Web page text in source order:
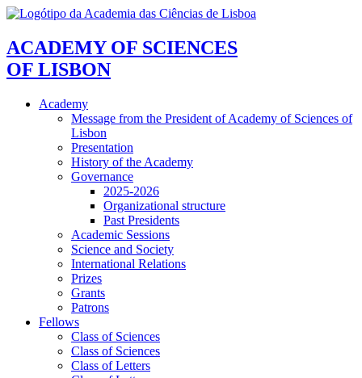
ACADEMY OF SCIENCES
OF LISBON
Academy
Message from the President of Academy of Sciences of
Lisbon
Presentation
History of the Academy
Governance
2025-2026
Organizational structure
Past Presidents
Academic Sessions
Science and Society
International Relations
Prizes
Grants
Patrons
Fellows
Class of Sciences
Class of Sciences
Class of Letters